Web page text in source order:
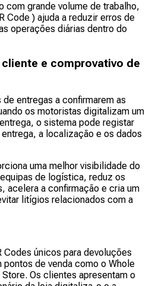
com grande volume de trabalho,
Code ) ajuda a reduzir erros de
operações diárias dentro do
e comprovativo de
entregas a confirmarem as
os motoristas digitalizam um
o sistema pode registar
a localização e os dados
uma melhor visibilidade do
de logística, reduz os
acelera a confirmação e cria um
litígios relacionados com a
Codes únicos para devoluções
de venda como o Whole
Os clientes apresentam o